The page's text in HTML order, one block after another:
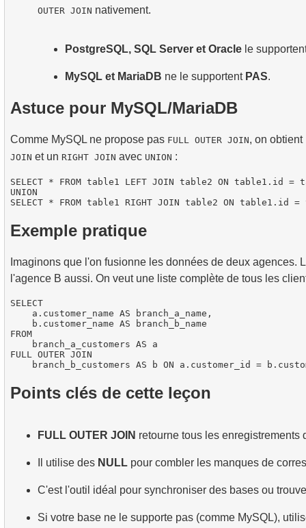
OUTER JOIN nativement.
PostgreSQL, SQL Server et Oracle le
MySQL et MariaDB ne le supportent PAS.
Astuce pour MySQL/MariaDB
Comme MySQL ne propose pas FULL OUTER JOIN, on
JOIN et un RIGHT JOIN avec UNION :
SELECT * FROM table1 LEFT JOIN table2 ON table1.id =
UNION
Exemple pratique
Imaginons que l'on fusionne les données de deux agences.
l'agence B aussi. On veut une liste complète de tous les
SELECT
    a.customer_name AS branch_a_name,
    b.customer_name AS branch_b_name
FROM
    branch_a_customers AS a
FULL OUTER JOIN
Points clés de cette leçon
FULL OUTER JOIN retourne tous les enregistrements
Il utilise des NULL pour combler les manques de
C'est l'outil idéal pour synchroniser des bases ou
Si votre base ne le supporte pas (comme MySQL),